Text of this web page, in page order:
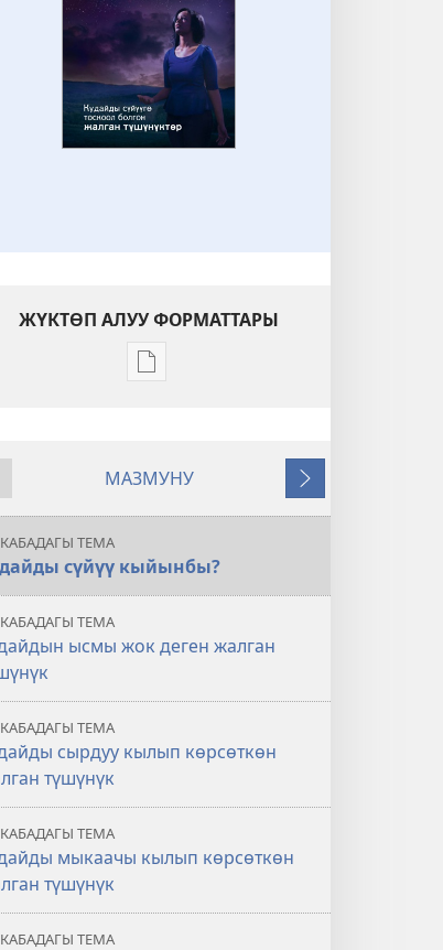
ЖҮКТӨП АЛУУ ФОРМАТТАРЫ
Адабиятты
КҮЗӨТ
сүйүүгө
жалган
МАЗМУНУ
Кийинкиси
ТЕМА
сүйүү кыйынбы?
ТЕМА
ысмы жок деген жалган
ТЕМА
сырдуу кылып көрсөткөн
түшүнүк
ТЕМА
мыкаачы кылып көрсөткөн
түшүнүк
ТЕМА